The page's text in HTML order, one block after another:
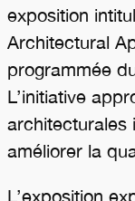
exposition
Architectural
programmée
L’initiative
architecturales
améliorer la
L’exposition